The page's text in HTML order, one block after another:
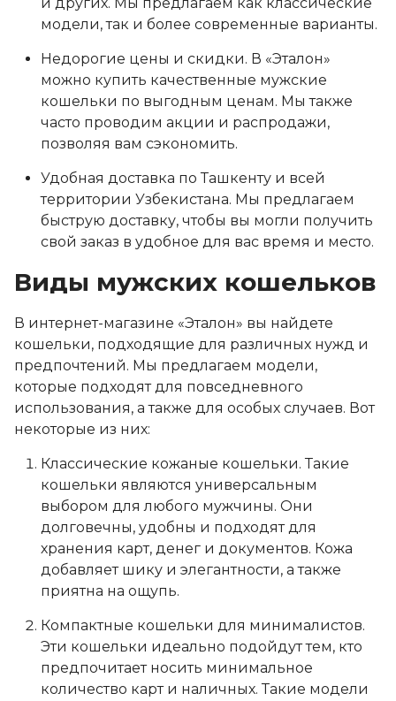
модели, так и более современные варианты.
Недорогие цены и скидки. В «Эталон»
можно купить качественные мужские
кошельки по выгодным ценам. Мы также
часто проводим акции и распродажи,
позволяя вам сэкономить.
Удобная доставка по Ташкенту и всей
территории Узбекистана. Мы предлагаем
быструю доставку, чтобы вы могли получить
свой заказ в удобное для вас время и место.
Виды мужских кошельков
В интернет-магазине «Эталон» вы найдете
кошельки, подходящие для различных нужд и
предпочтений. Мы предлагаем модели,
которые подходят для повседневного
использования, а также для особых случаев. Вот
некоторые из них:
Классические кожаные кошельки. Такие
кошельки являются универсальным
выбором для любого мужчины. Они
долговечны, удобны и подходят для
хранения карт, денег и документов. Кожа
добавляет шику и элегантности, а также
приятна на ощупь.
Компактные кошельки для минималистов.
Эти кошельки идеально подойдут тем, кто
предпочитает носить минимальное
количество карт и наличных. Такие модели